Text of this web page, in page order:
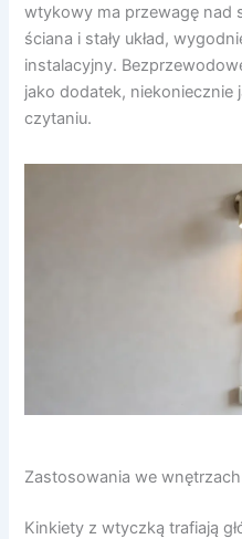
wtykowy ma przewagę nad
ściana i stały układ,
instalacyjny.
jako dodatek, niekoniecznie
czytaniu.
Zastosowania we wnętrzach
Kinkiety z wtyczką trafiają